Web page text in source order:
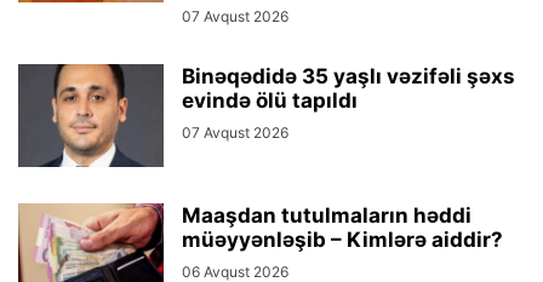
07 Avqust 2026
Binəqədidə 35 yaşlı vəzifəli şəxs
evində ölü tapıldı
07 Avqust 2026
Maaşdan tutulmaların həddi
müəyyənləşib – Kimlərə aiddir?
06 Avqust 2026